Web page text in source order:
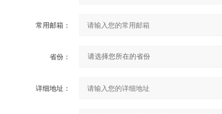
常用邮箱：
省份：
详细地址：